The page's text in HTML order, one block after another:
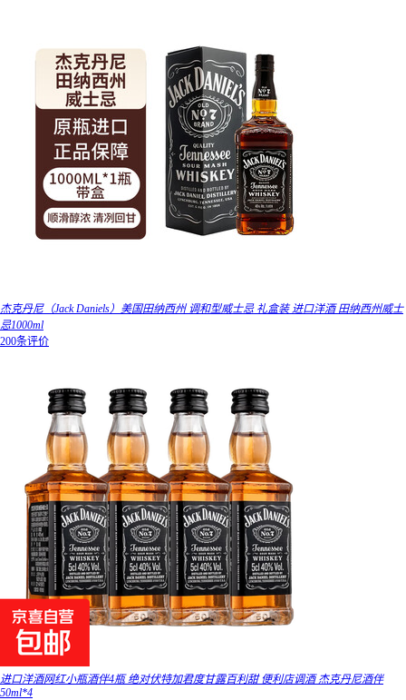
杰克丹尼（Jack Daniels）美国田纳西州 调和型威士忌 礼盒装 进口洋酒 田纳西州威士
忌1000ml
200条评价
进口洋酒网红小瓶酒伴4瓶 绝对伏特加君度甘露百利甜 便利店调酒 杰克丹尼酒伴
50ml*4